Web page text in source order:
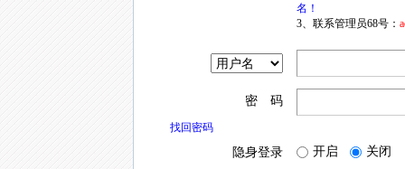
名！
3、联系管理员68号：
密 码
找回密码
隐身登录 开启 关闭